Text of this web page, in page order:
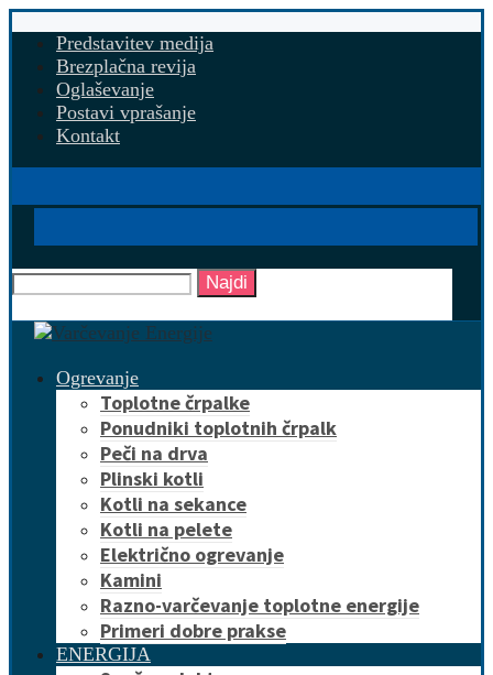
Predstavitev medija
Brezplačna revija
Oglaševanje
Postavi vprašanje
Kontakt
Najdi
Ogrevanje
Toplotne črpalke
Ponudniki toplotnih črpalk
Peči na drva
Plinski kotli
Kotli na sekance
Kotli na pelete
Električno ogrevanje
Kamini
Razno-varčevanje toplotne energije
Primeri dobre prakse
ENERGIJA